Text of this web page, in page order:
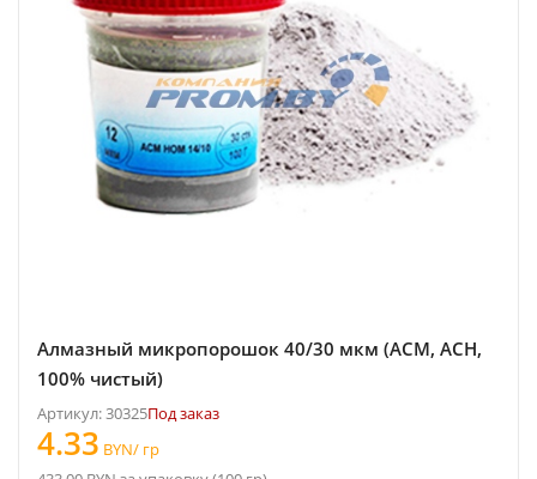
Алмазный микропорошок 40/30 мкм (АСМ, АСН,
100% чистый)
Артикул: 30325Под заказ
4.33 BYN/ гр